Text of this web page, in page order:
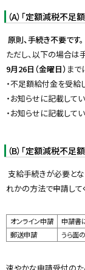
（A）「定額減税不
原則、手続き不要です。
ただし、以下の場合は
9月26日（金曜日） まで
・不足額給付金を受給
・お知らせに記載して
・お知らせに記載し
（B）「定額減税不
支給手続きが必要とな
れかの方法で申請して
オンライン申請
申請書
郵送申請
うら面